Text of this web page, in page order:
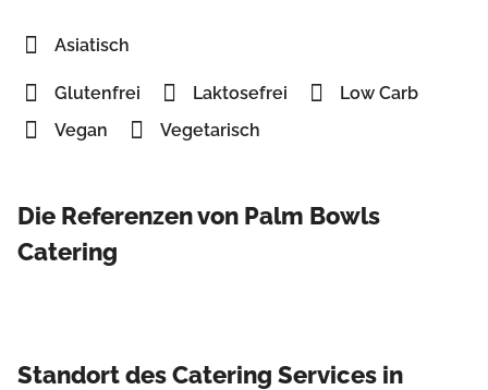
Asiatisch
Glutenfrei Laktosefrei
Low Carb
Vegan
Vegetarisch
Die Referenzen von Palm Bowls
Catering
Standort des Catering Services in